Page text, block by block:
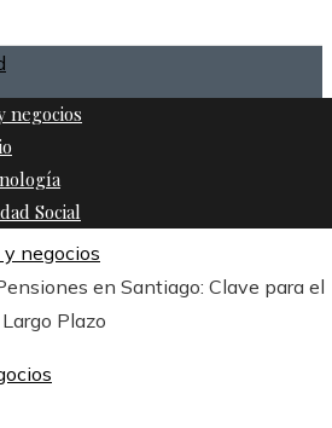
negocios
Social
negocios
en Santiago: Clave para el
Plazo